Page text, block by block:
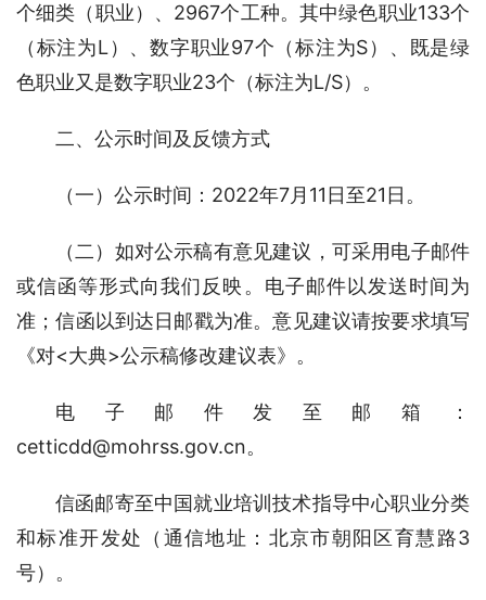
个细类（职业）、2967个工种。其中绿色职业133个
（标注为L）、数字职业97个（标注为S）、既是绿
色职业又是数字职业23个（标注为L/S）。
二、公示时间及反馈方式
（一）公示时间：2022年7月11日至21日。
（二）如对公示稿有意见建议，可采用电子邮件
或信函等形式向我们反映。电子邮件以发送时间为
准；信函以到达日邮戳为准。意见建议请按要求填写
《对<大典>公示稿修改建议表》。
电子邮件发至邮箱：
cetticdd@mohrss.gov.cn。
信函邮寄至中国就业培训技术指导中心职业分类
和标准开发处（通信地址：北京市朝阳区育慧路3
号）。